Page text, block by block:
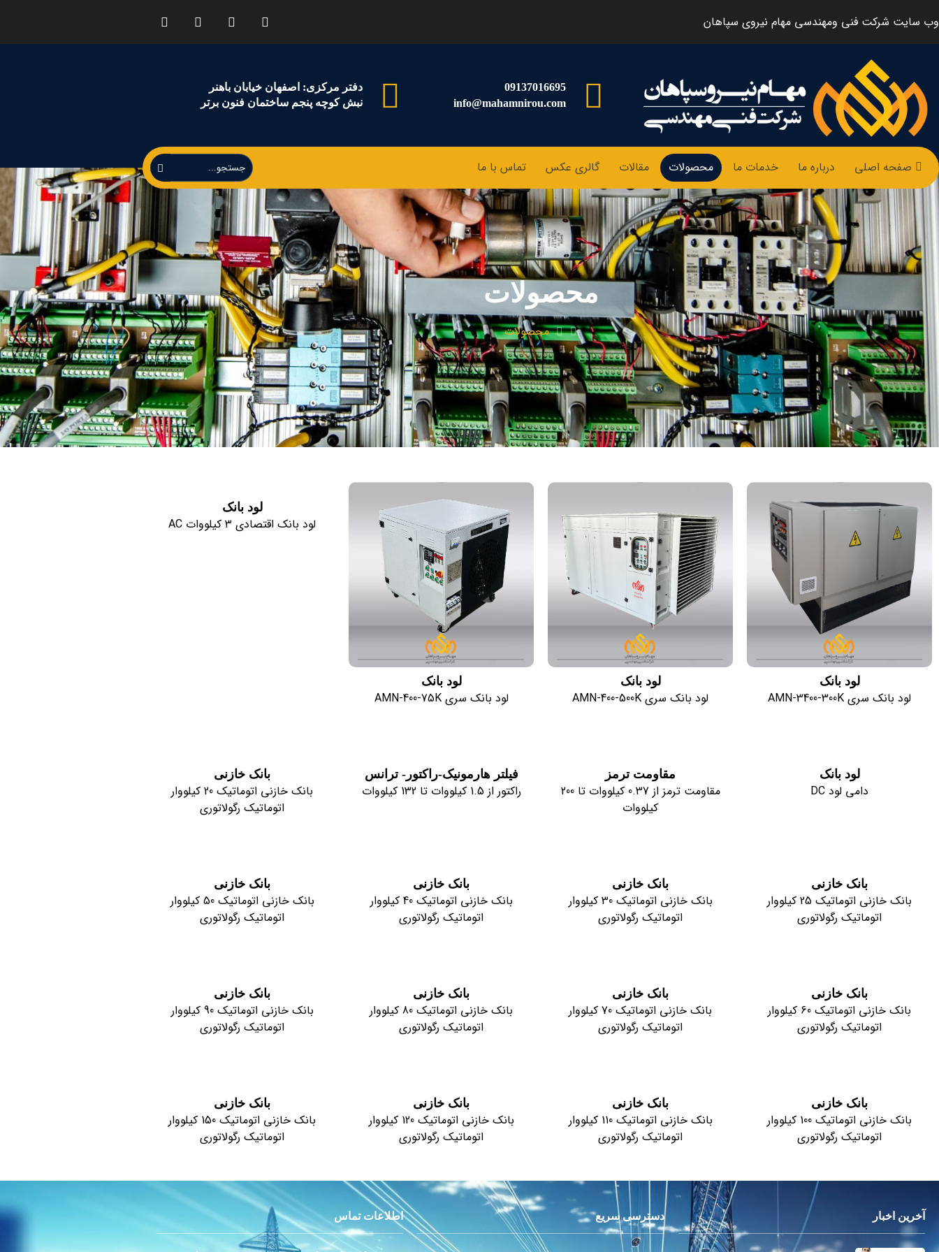
وب سایت شرکت فنی ومهندسی مهام نیروی سپاهان
09137016695
info@mahamnirou.com
دفتر مرکزی: اصفهان خیابان باهنر
نبش کوچه پنجم ساختمان فنون برتر
صفحه اصلی درباره ما خدمات ما محصولات مقالات گالری عکس تماس با ما
محصولات
محصولات
لود بانک
لود بانک سری AMN-3400-300K
لود بانک
لود بانک سری AMN-400-500K
لود بانک
لود بانک سری AMN-400-75K
لود بانک
لود بانک اقتصادی 3 کیلووات AC
لود بانک
دامی لود DC
مقاومت ترمز
مقاومت ترمز از 0.37 کیلووات تا 200
کیلووات
فیلتر هارمونیک-راکتور- ترانس
راکتور از 1.5 کیلووات تا 132 کیلووات
بانک خازنی
بانک خازنی اتوماتیک 20 کیلووار
اتوماتیک رگولاتوری
بانک خازنی
بانک خازنی اتوماتیک 25 کیلووار
اتوماتیک رگولاتوری
بانک خازنی
بانک خازنی اتوماتیک 30 کیلووار
اتوماتیک رگولاتوری
بانک خازنی
بانک خازنی اتوماتیک 40 کیلووار
اتوماتیک رگولاتوری
بانک خازنی
بانک خازنی اتوماتیک 50 کیلووار
اتوماتیک رگولاتوری
بانک خازنی
بانک خازنی اتوماتیک 60 کیلووار
اتوماتیک رگولاتوری
بانک خازنی
بانک خازنی اتوماتیک 70 کیلووار
اتوماتیک رگولاتوری
بانک خازنی
بانک خازنی اتوماتیک 80 کیلووار
اتوماتیک رگولاتوری
بانک خازنی
بانک خازنی اتوماتیک 90 کیلووار
اتوماتیک رگولاتوری
بانک خازنی
بانک خازنی اتوماتیک 100 کیلووار
اتوماتیک رگولاتوری
بانک خازنی
بانک خازنی اتوماتیک 110 کیلووار
اتوماتیک رگولاتوری
بانک خازنی
بانک خازنی اتوماتیک 120 کیلووار
اتوماتیک رگولاتوری
بانک خازنی
بانک خازنی اتوماتیک 150 کیلووار
اتوماتیک رگولاتوری
آخرین اخبار دسترسی سریع اطلاعات تماس